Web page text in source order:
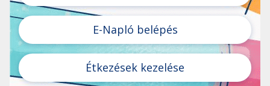
E-Napló belépés
Étkezések kezelése